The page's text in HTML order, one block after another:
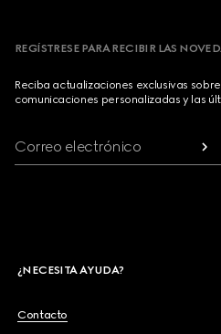
REGÍSTRESE PARA RECIBIR LAS
Reciba actualizaciones exclusivas
comunicaciones personalizadas y las
Correo electrónico
¿NECESITA AYUDA?
Contacto